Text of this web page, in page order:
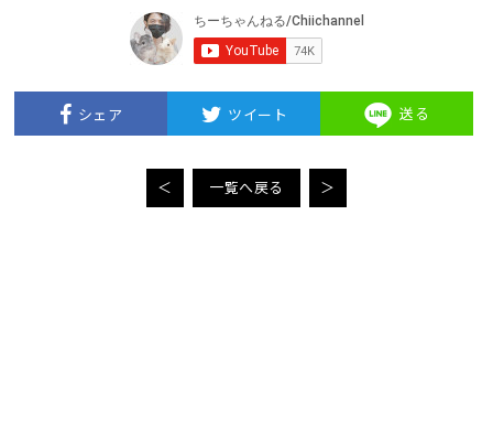
シェア ツイート 送る
＜ 一覧へ戻る ＞